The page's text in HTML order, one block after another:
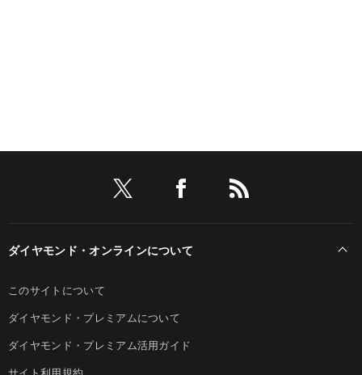
ダイヤモンド・オンラインについて
このサイトについて
ダイヤモンド・プレミアムについて
ダイヤモンド・プレミアム活用ガイド